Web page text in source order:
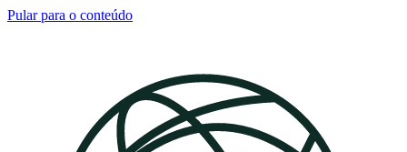
Pular para o conteúdo